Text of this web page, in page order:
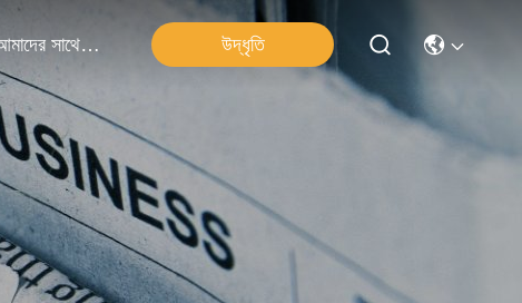
আমাদের সাথে যোগাযোগ উদ্ধৃতি